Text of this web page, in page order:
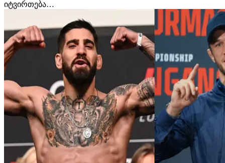
იტვირთება…